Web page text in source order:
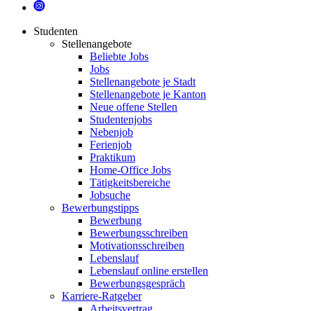
Studenten
Stellenangebote
Beliebte Jobs
Jobs
Stellenangebote je Stadt
Stellenangebote je Kanton
Neue offene Stellen
Studentenjobs
Nebenjob
Ferienjob
Praktikum
Home-Office Jobs
Tätigkeitsbereiche
Jobsuche
Bewerbungstipps
Bewerbung
Bewerbungsschreiben
Motivationsschreiben
Lebenslauf
Lebenslauf online erstellen
Bewerbungsgespräch
Karriere-Ratgeber
Arbeitsvertrag